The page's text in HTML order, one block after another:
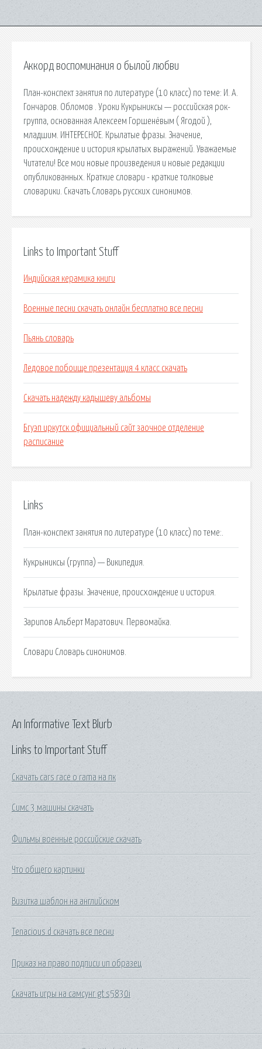
Аккорд воспоминания о былой любви
План-конспект занятия по литературе (10 класс) по теме: И. А.
Гончаров. Обломов . Уроки Кукрыниксы — российская рок-
группа, основанная Алексеем Горшенёвым ( Ягодой ),
младшим. ИНТЕРЕСНОЕ. Крылатые фразы. Значение,
происхождение и история крылатых выражений. Уважаемые
Читатели! Все мои новые произведения и новые редакции
опубликованных. Краткие словари - краткие толковые
словарики. Скачать Словарь русских синонимов.
Links to Important Stuff
Индийская керамика книги
Военные песни скачать онлайн бесплатно все песни
Пьянь словарь
Ледовое побоище презентация 4 класс скачать
Скачать надежду кадышеву альбомы
Бгуэп иркутск официальный сайт заочное отделение
расписание
Links
План-конспект занятия по литературе (10 класс) по теме:.
Кукрыниксы (группа) — Википедия.
Крылатые фразы. Значение, происхождение и история.
Зарипов Альберт Маратович. Первомайка.
Словари Словарь синонимов.
Links to Important Stuff
Скачать cars race o rama на пк
Симс 3 машины скачать
Фильмы военные российские скачать
Что общего картинки
Визитка шаблон на английском
Tenacious d скачать все песни
Приказ на право подписи ип образец
Скачать игры на самсунг gt s5830i
An Informative Text Blurb